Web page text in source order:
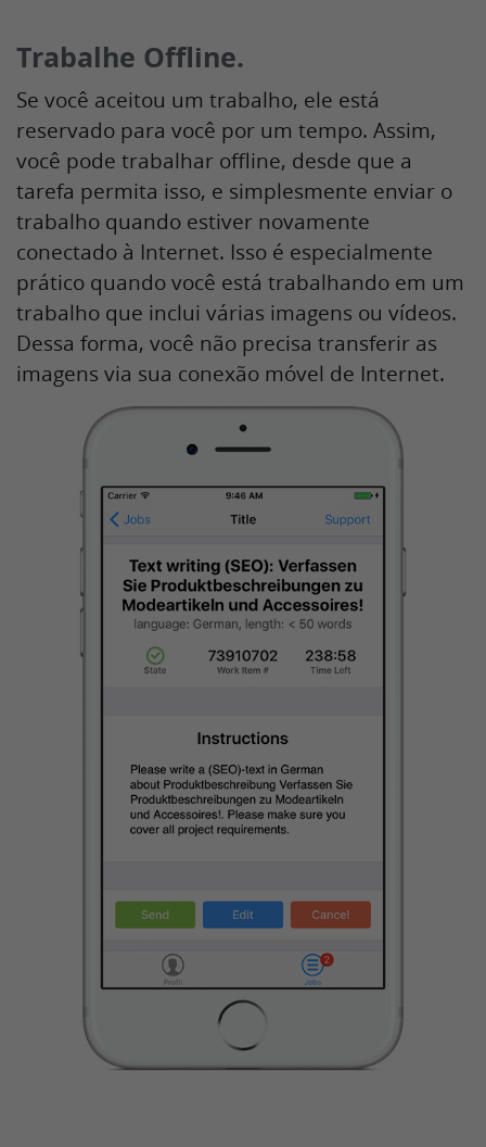
Trabalhe Offline.
Se você aceitou um trabalho, ele está
reservado para você por um tempo. Assim,
você pode trabalhar offline, desde que a
tarefa permita isso, e simplesmente enviar o
trabalho quando estiver novamente
conectado à Internet. Isso é especialmente
prático quando você está trabalhando em um
trabalho que inclui várias imagens ou vídeos.
Dessa forma, você não precisa transferir as
imagens via sua conexão móvel de Internet.